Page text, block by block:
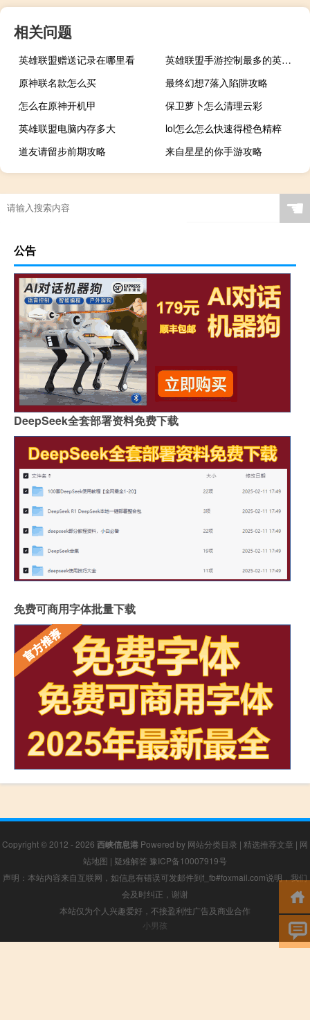
相关问题
英雄联盟赠送记录在哪里看
英雄联盟手游控制最多的英雄是谁
原神联名款怎么买
最终幻想7落入陷阱攻略
怎么在原神开机甲
保卫萝卜怎么清理云彩
英雄联盟电脑内存多大
lol怎么怎么快速得橙色精粹
道友请留步前期攻略
来自星星的你手游攻略
☚
公告
DeepSeek全套部署资料免费下载
免费可商用字体批量下载
Copyright © 2012 - 2026 西峡信息港 Powered by 网站分类目录 | 精选推荐文章 | 网
站地图 | 疑难解答 豫ICP备10007919号
声明：本站内容来自互联网，如信息有错误可发邮件到f_fb#foxmail.com说明，我们
会及时纠正，谢谢
本站仅为个人兴趣爱好，不接盈利性广告及商业合作
小男孩